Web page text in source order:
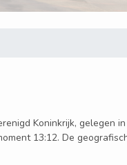
Koninkrijk, gelegen
13:12. De